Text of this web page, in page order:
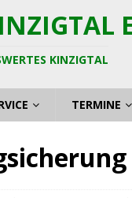
KINZIGTAL
TERMINE